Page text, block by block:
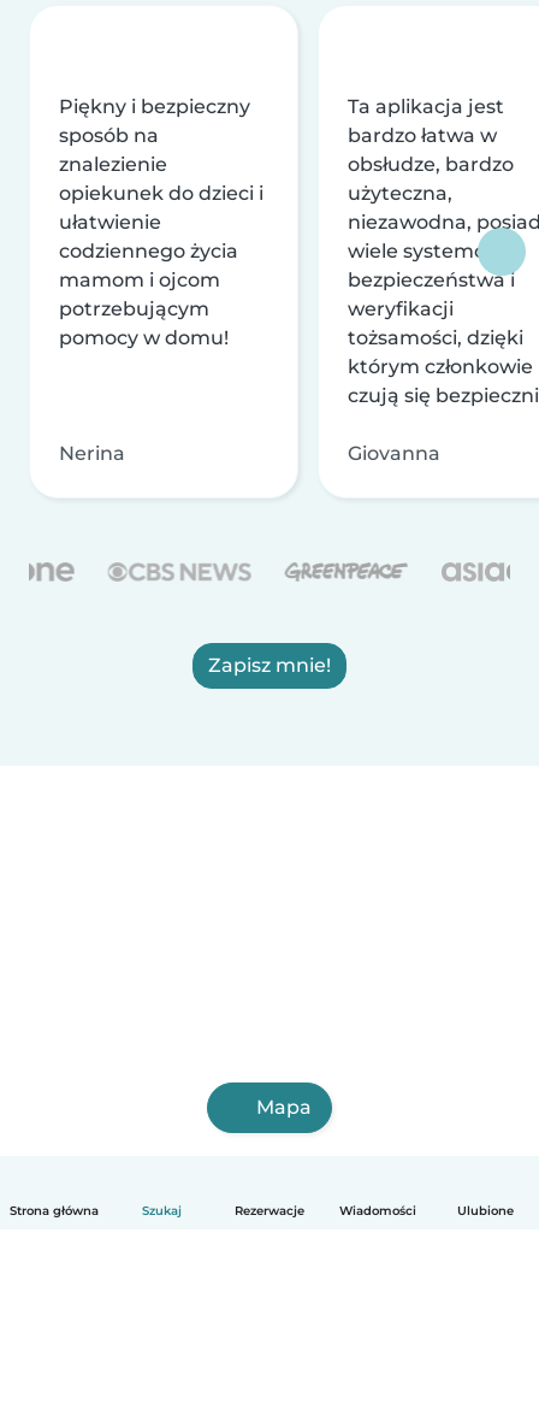
Strona główna Szukaj Rezerwacje Wiadomości Ulubione
Piękny i bezpieczny
sposób na
znalezienie
opiekunek do dzieci i
ułatwienie
codziennego życia
mamom i ojcom
potrzebującym
pomocy w domu!
Nerina
Ta aplikacja jest
bardzo łatwa w
obsłudze, bardzo
użyteczna,
niezawodna,
wiele systemów
bezpieczeństwa i
weryfikacji
tożsamości, dzięki
którym członkowie
czują się
Giovanna
Zapisz mnie!
Mapa